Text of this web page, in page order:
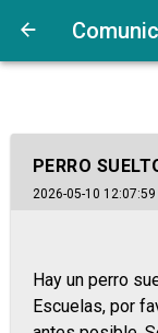
PERRO
2026-05-10 12:07:59
Hay un perro
Escuelas, por